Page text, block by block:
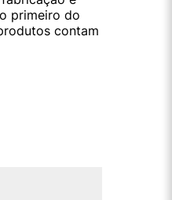
primeiro do
contam